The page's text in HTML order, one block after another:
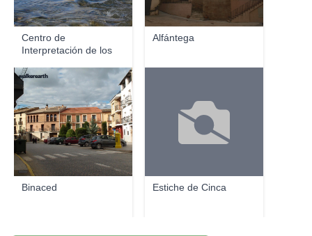
Centro de
Interpretación de los
Alfántega
Binaced
walkerearth
Estiche de Cinca